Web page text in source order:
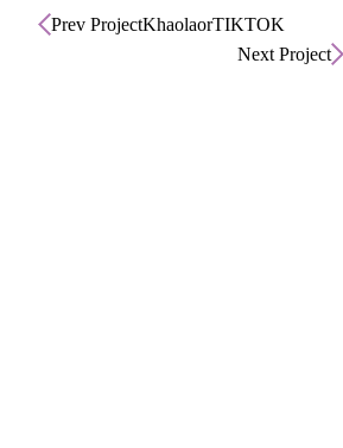
Prev ProjectKhaolaorTIKTOK
Next Project